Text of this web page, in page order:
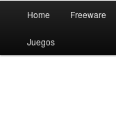
Skip
to
Home Freeware
Juegos